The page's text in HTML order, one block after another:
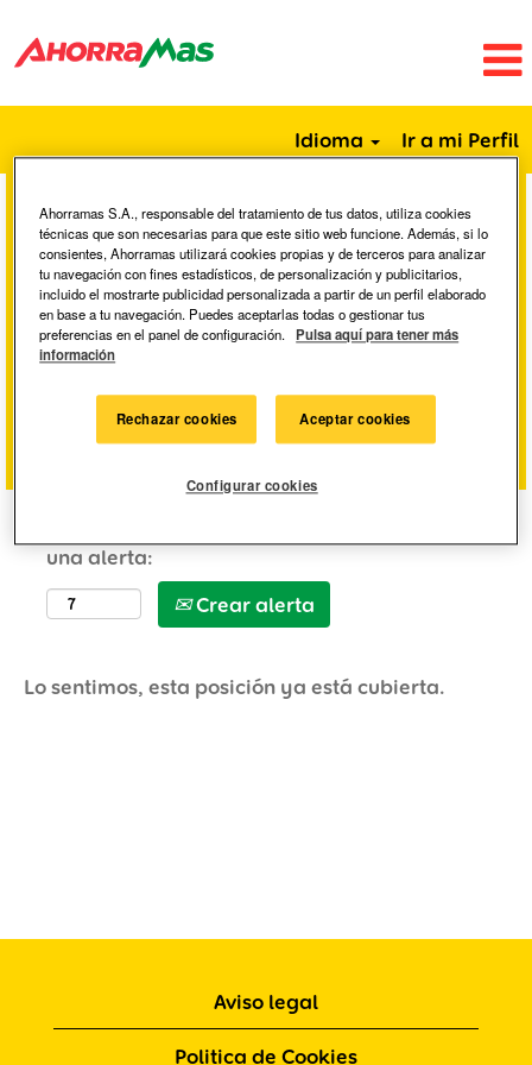
Idioma Ir a mi Perfil
Buscar por palabra clave
Buscar por ubicación
una alerta:
Crear alerta
Lo sentimos, esta posición ya está cubierta.
Aviso legal
Politica de Cookies
Ahorramas S.A., responsable del tratamiento de tus datos, utiliza cookies
técnicas que son necesarias para que este sitio web funcione. Además, si lo
consientes, Ahorramas utilizará cookies propias y de terceros para analizar
tu navegación con fines estadísticos, de personalización y publicitarios,
incluido el mostrarte publicidad personalizada a partir de un perfil elaborado
en base a tu navegación. Puedes aceptarlas todas o gestionar tus
preferencias en el panel de configuración. Pulsa aquí para tener más
información
Rechazar cookies Aceptar cookies
Configurar cookies